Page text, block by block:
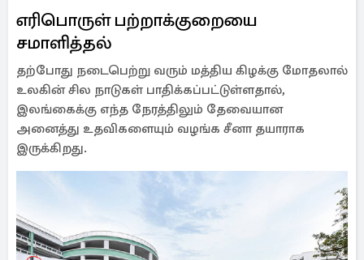
எரிபொருள் பற்றாக்குறையை
சமாளித்தல்
தற்போது நடைபெற்று வரும் மத்திய கிழக்கு மோதலால்
உலகின் சில நாடுகள் பாதிக்கப்பட்டுள்ளதால்,
இலங்கைக்கு எந்த நேரத்திலும் தேவையான
அனைத்து உதவிகளையும் வழங்க சீனா தயாராக
இருக்கிறது.